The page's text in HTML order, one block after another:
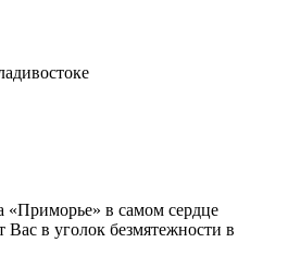
«Приморье» в самом сердце
Вас в уголок безмятежности в